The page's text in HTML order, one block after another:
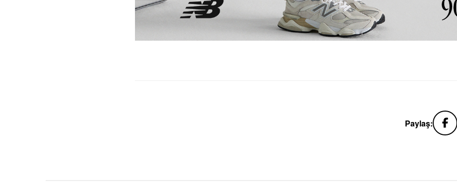
Paylaş: